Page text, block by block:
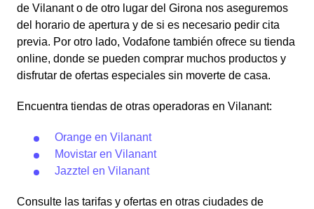
de Vilanant o de otro lugar del Girona nos aseguremos
del horario de apertura y de si es necesario pedir cita
previa. Por otro lado, Vodafone también ofrece su tienda
online, donde se pueden comprar muchos productos y
disfrutar de ofertas especiales sin moverte de casa.
Encuentra tiendas de otras operadoras en Vilanant:
Orange en Vilanant
Movistar en Vilanant
Jazztel en Vilanant
Consulte las tarifas y ofertas en otras ciudades de